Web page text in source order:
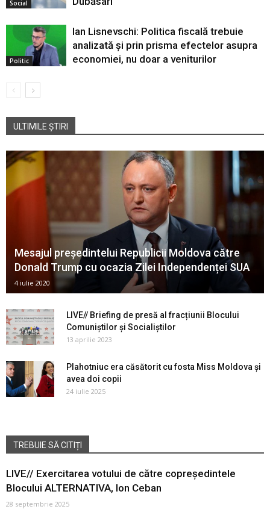
Social
Politic
Ian Lisnevschi: Politica fiscală trebuie
analizată și prin prisma efectelor asupra
economiei, nu doar a veniturilor
ULTIMILE ȘTIRI
Mesajul președintelui Republicii Moldova către
Donald Trump cu ocazia Zilei Independenței SUA
4 iulie 2020
LIVE// Briefing de presă al fracțiunii Blocului
Comuniștilor și Socialiștilor
13 aprilie 2023
Plahotniuc era căsătorit cu fosta Miss Moldova și
avea doi copii
24 iulie 2025
TREBUIE SĂ CITIȚI
LIVE// Exercitarea votului de către copreședintele
Blocului ALTERNATIVA, Ion Ceban
28 septembrie 2025